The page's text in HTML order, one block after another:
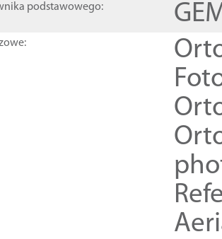
podstawowego: